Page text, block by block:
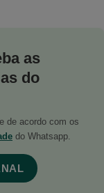
as
do
de acordo com os
do Whatsapp.